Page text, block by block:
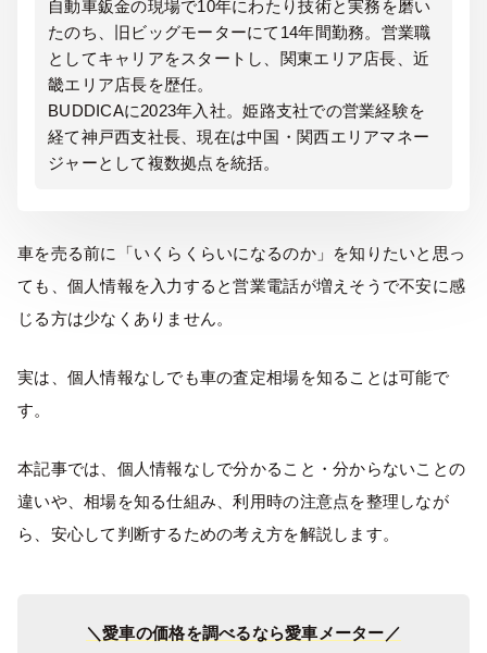
自動車鈑金の現場で10年にわたり技術と実務を磨い
たのち、旧ビッグモーターにて14年間勤務。営業職
としてキャリアをスタートし、関東エリア店長、近
畿エリア店長を歴任。
BUDDICAに2023年入社。姫路支社での営業経験を
経て神戸西支社長、現在は中国・関西エリアマネー
ジャーとして複数拠点を統括。
車を売る前に「いくらくらいになるのか」を知りたいと思っ
ても、個人情報を入力すると営業電話が増えそうで不安に感
じる方は少なくありません。
実は、個人情報なしでも車の査定相場を知ることは可能で
す。
本記事では、個人情報なしで分かること・分からないことの
違いや、相場を知る仕組み、利用時の注意点を整理しなが
ら、安心して判断するための考え方を解説します。
＼愛車の価格を調べるなら愛車メーター／